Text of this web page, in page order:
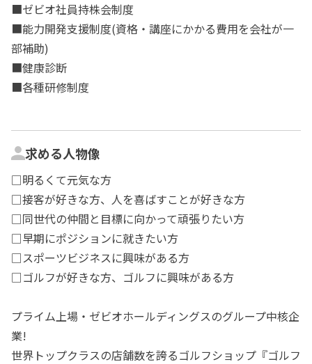
■ゼビオ社員持株会制度
■能力開発支援制度(資格・講座にかかる費用を会社が一
部補助)
■健康診断
■各種研修制度
求める人物像
□明るくて元気な方
□接客が好きな方、人を喜ばすことが好きな方
□同世代の仲間と目標に向かって頑張りたい方
□早期にポジションに就きたい方
□スポーツビジネスに興味がある方
□ゴルフが好きな方、ゴルフに興味がある方
プライム上場・ゼビオホールディングスのグループ中核企
業!
世界トップクラスの店舗数を誇るゴルフショップ『ゴルフ